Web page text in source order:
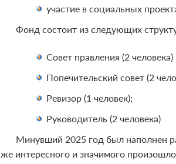
участие в социальных
Фонд состоит из следующих
⁠Совет правления (2 человека)
Попечительский совет (2
Ревизор (1 человек);
Руководитель (2 человека)
Минувший 2025 год был наполнен
же интересного и значимого